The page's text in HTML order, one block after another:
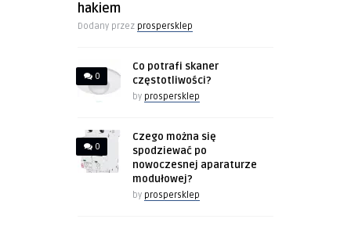
hakiem
Dodany przez prospersklep
0
Co potrafi skaner
częstotliwości?
by prospersklep
0
Czego można się
spodziewać po
nowoczesnej aparaturze
modułowej?
by prospersklep